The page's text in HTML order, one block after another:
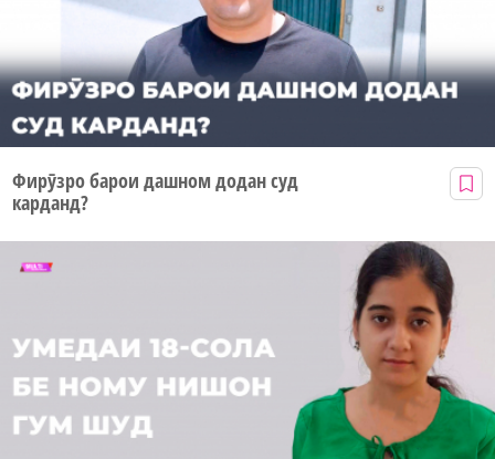
Фирӯзро барои дашном додан суд
карданд?